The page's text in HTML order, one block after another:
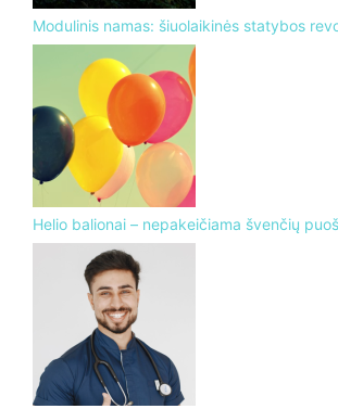
Modulinis namas: šiuolaikinės statybos
Helio balionai – nepakeičiama švenčių